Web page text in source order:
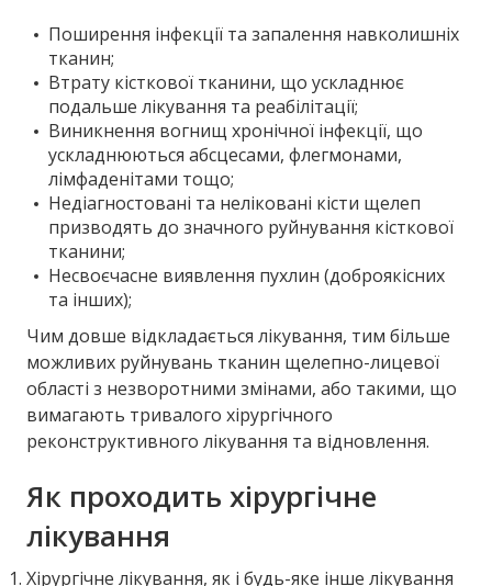
Поширення інфекції та запалення навколишніх
тканин;
Втрату кісткової тканини, що ускладнює
подальше лікування та реабілітації;
Виникнення вогнищ хронічної інфекції, що
ускладнюються абсцесами, флегмонами,
лімфаденітами тощо;
Недіагностовані та неліковані кісти щелеп
призводять до значного руйнування кісткової
тканини;
Несвоєчасне виявлення пухлин (доброякісних
та інших);
Чим довше відкладається лікування, тим більше
можливих руйнувань тканин щелепно-лицевої
області з незворотними змінами, або такими, що
вимагають тривалого хірургічного
реконструктивного лікування та відновлення.
Як проходить хірургічне
лікування
Хірургічне лікування, як і будь-яке інше лікування